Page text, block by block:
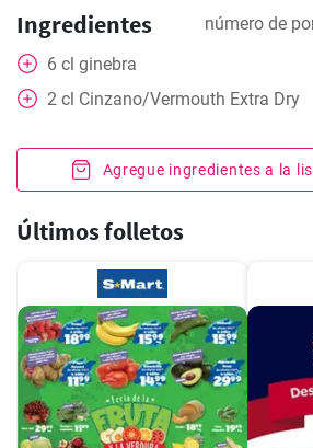
Ingredientes número de
6 cl ginebra
2 cl Cinzano/Vermouth Extra Dry
Agregue ingredientes a la
Últimos folletos